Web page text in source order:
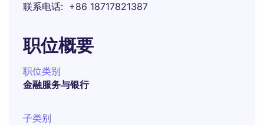
联系电话
+86 18717821387
职位概要
职位类别
金融服务与银行
子类别